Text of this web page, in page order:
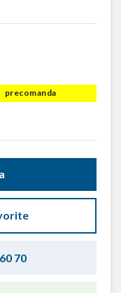
precomanda
70